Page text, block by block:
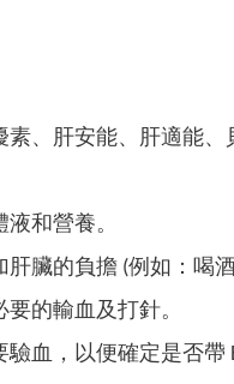
素、肝安能、肝適能
和營養。
肝臟的負擔 (例如：喝
的輸血及打針。
驗血，以便確定是否帶